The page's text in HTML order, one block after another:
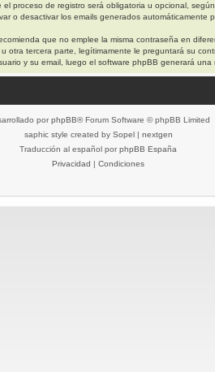
proceso de registro será obligatoria u opcional,
o desactivar los emails generados automáticamente
que no emplee la misma contraseña en
otra tercera parte, legítimamente le preguntará su
y su email, luego el software phpBB generará
por phpBB® Forum Software © phpBB Limited
saphic style created by Sopel| nextgen
Traducción al español por phpBB España
Privacidad | Condiciones